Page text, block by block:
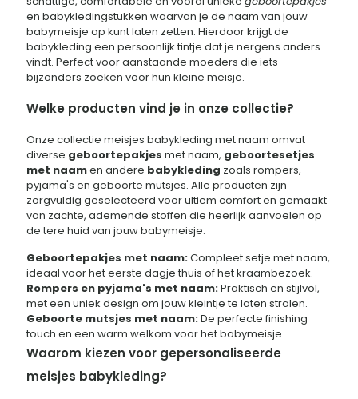
en babykledingstukken waarvan je de naam van jouw
babymeisje op kunt laten zetten. Hierdoor krijgt de
babykleding een persoonlijk tintje dat je nergens anders
vindt. Perfect voor aanstaande moeders die iets
bijzonders zoeken voor hun kleine meisje.
Welke producten vind je in onze collectie?
Onze collectie meisjes babykleding met naam omvat
diverse geboortepakjes met naam, geboortesetjes
met naamen andere babykleding zoals rompers,
pyjama's en geboorte mutsjes. Alle producten zijn
zorgvuldig geselecteerd voor ultiem comfort en gemaakt
van zachte, ademende stoffen die heerlijk aanvoelen op
de tere huid van jouw babymeisje.
Geboortepakjes met naam:Compleet setje met naam,
ideaal voor het eerste dagje thuis of het kraambezoek.
Rompers en pyjama's met naam:Praktisch en stijlvol,
met een uniek design om jouw kleintje te laten stralen.
Geboorte mutsjes met naam:De perfecte finishing
touch en een warm welkom voor het babymeisje.
Waarom kiezen voor gepersonaliseerde
meisjes babykleding?